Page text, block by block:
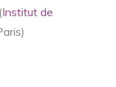
Institut de